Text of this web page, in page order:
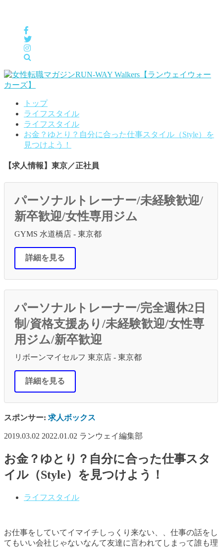
トップ
ライフスタイル
ライフスタイル
お金？ゆとり？自分に合った仕事スタイル（Style）を
見つけよう！
【求人情報】東京／正社員
パーソナルトレーナー/未経験歓迎/
新卒歓迎/女性専用ジム
GYMS 水道橋店 - 東京都
詳細を見る
パーソナルトレーナー/完全週休2日
制/資格支援あり/未経験歓迎/女性専
用ジム/新卒歓迎
リボーンマイセルフ 東京店 - 東京都
詳細を見る
スポンサー: 求人ボックス
2019.03.02 2022.01.02 ランウェイ編集部
お金？ゆとり？自分に合った仕事スタ
イル（Style）を見つけよう！
ライフスタイル
お仕事をしていてイマイチしっくり来ない、、仕事の話をし
てもいい会社じゃないなんて友達に言われてしまって誰も理